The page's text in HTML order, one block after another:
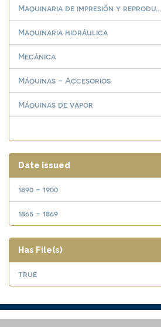
Maquinaria de impresión y reprodu...
Maquinaria hidráulica
Mecánica
Máquinas - Accesorios
Máquinas de vapor
Date issued
1890 - 1900
1865 - 1869
Has File(s)
true